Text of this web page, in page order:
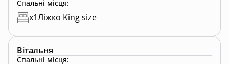
Спальні місця:
x1Ліжко King size
Вітальня
Спальні місця: